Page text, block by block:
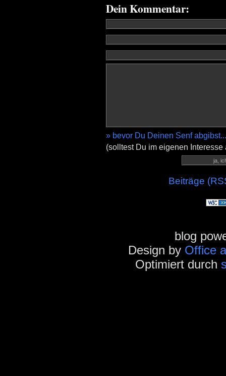
Dein Kommentar:
» bevor Du Deinen Senf abgibst...
(solltest Du im eigenen
Beiträge
blog
Design by Office
Optimiert durch